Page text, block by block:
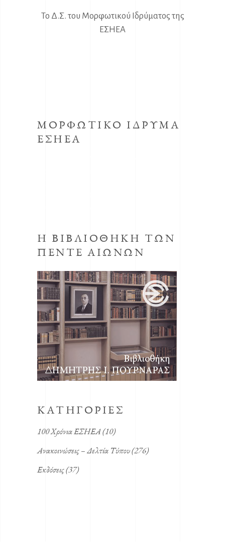
Το Δ.Σ. του Μορφωτικού Ιδρύματος της
ΕΣΗΕΑ
ΜΟΡΦΩΤΙΚΟ ΙΔΡΥΜΑ
ΕΣΗΕΑ
Η ΒΙΒΛΙΟΘΗΚΗ ΤΩΝ
ΠΕΝΤΕ ΑΙΩΝΩΝ
KΑΤΗΓΟΡΙΕΣ
100 Χρόνια ΕΣΗΕΑ(10)
Ανακοινώσεις – Δελτία Τύπου(276)
Εκδόσεις(37)